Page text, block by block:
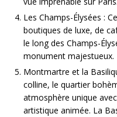
Les Champs-Élysées :
boutiques de luxe, de
le long des Champs-
monument majestueux.
Montmartre et la
colline, le quartier
atmosphère unique
artistique animée. La